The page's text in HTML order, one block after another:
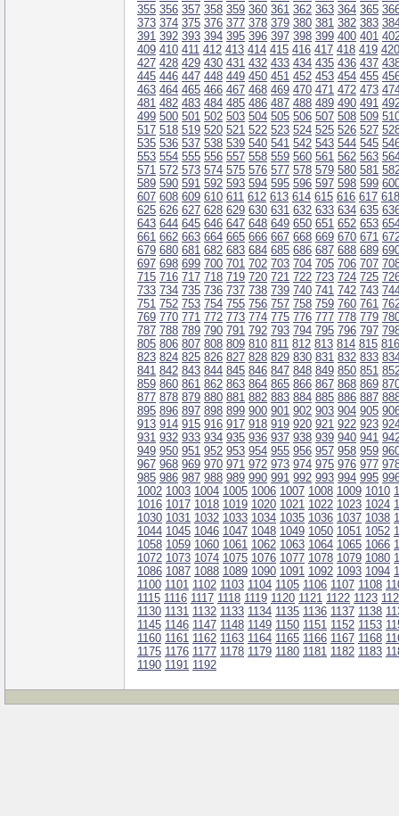
355 356 357 358 359 360 361 362 363 364 365
373 374 375 376 377 378 379 380 381 382 383
391 392 393 394 395 396 397 398 399 400 401
409 410 411 412 413 414 415 416 417 418 419 420
427 428 429 430 431 432 433 434 435 436 437
445 446 447 448 449 450 451 452 453 454 455
463 464 465 466 467 468 469 470 471 472 473
481 482 483 484 485 486 487 488 489 490 491
499 500 501 502 503 504 505 506 507 508 509
517 518 519 520 521 522 523 524 525 526 527
535 536 537 538 539 540 541 542 543 544 545
553 554 555 556 557 558 559 560 561 562 563
571 572 573 574 575 576 577 578 579 580 581
589 590 591 592 593 594 595 596 597 598 599
607 608 609 610 611 612 613 614 615 616 617 618
625 626 627 628 629 630 631 632 633 634 635
643 644 645 646 647 648 649 650 651 652 653
661 662 663 664 665 666 667 668 669 670 671
679 680 681 682 683 684 685 686 687 688 689
697 698 699 700 701 702 703 704 705 706 707
715 716 717 718 719 720 721 722 723 724 725
733 734 735 736 737 738 739 740 741 742 743
751 752 753 754 755 756 757 758 759 760 761
769 770 771 772 773 774 775 776 777 778 779
787 788 789 790 791 792 793 794 795 796 797
805 806 807 808 809 810 811 812 813 814 815 816
823 824 825 826 827 828 829 830 831 832 833
841 842 843 844 845 846 847 848 849 850 851
859 860 861 862 863 864 865 866 867 868 869
877 878 879 880 881 882 883 884 885 886 887
895 896 897 898 899 900 901 902 903 904 905
913 914 915 916 917 918 919 920 921 922 923
931 932 933 934 935 936 937 938 939 940 941
949 950 951 952 953 954 955 956 957 958 959
967 968 969 970 971 972 973 974 975 976 977
985 986 987 988 989 990 991 992 993 994 995
1002 1003 1004 1005 1006 1007 1008 1009 1010
1016 1017 1018 1019 1020 1021 1022 1023 1024
1030 1031 1032 1033 1034 1035 1036 1037 1038
1044 1045 1046 1047 1048 1049 1050 1051 1052
1058 1059 1060 1061 1062 1063 1064 1065 1066
1072 1073 1074 1075 1076 1077 1078 1079 1080
1086 1087 1088 1089 1090 1091 1092 1093 1094
1100 1101 1102 1103 1104 1105 1106 1107 1108
1115 1116 1117 1118 1119 1120 1121 1122 1123
1130 1131 1132 1133 1134 1135 1136 1137 1138
1145 1146 1147 1148 1149 1150 1151 1152 1153
1160 1161 1162 1163 1164 1165 1166 1167 1168
1175 1176 1177 1178 1179 1180 1181 1182 1183
1190 1191 1192